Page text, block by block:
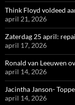
Think Floyd voldeed
april 21, 2026
Zaterdag 25 april:
april 17, 2026
Ronald van Leeuwen
april 14, 2026
Jacintha Janson-
april 14, 2026